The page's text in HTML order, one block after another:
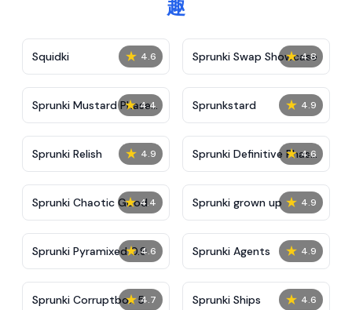
趣
★ 4.6
Squidki ★ 4.8
Sprunki Swap Showcase
★ 4.4
Sprunki Mustard Phase
2
★ 4.9
Sprunkstard
★ 4.9
Sprunki Relish ★ 4.6
Sprunki Definitive Phase
7
★ 4.4
Sprunki Chaotic Good ★ 4.9
Sprunki grown up
★ 4.6
Sprunki Pyramixed 0.9 ★ 4.9
Sprunki Agents
★ 4.7
Sprunki Corruptbox 5 ★ 4.6
Sprunki Ships